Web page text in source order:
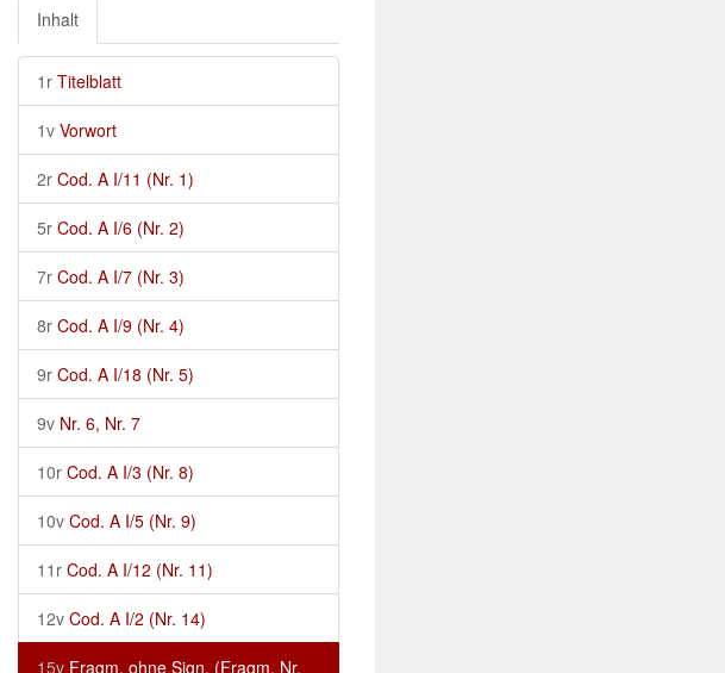
Inhalt
1r Titelblatt
1v Vorwort
2r Cod. A I/11 (Nr. 1)
5r Cod. A I/6 (Nr. 2)
7r Cod. A I/7 (Nr. 3)
8r Cod. A I/9 (Nr. 4)
9r Cod. A I/18 (Nr. 5)
9v Nr. 6, Nr. 7
10r Cod. A I/3 (Nr. 8)
10v Cod. A I/5 (Nr. 9)
11r Cod. A I/12 (Nr. 11)
12v Cod. A I/2 (Nr. 14)
15v Fragm. ohne Sign. (Fragm. Nr.